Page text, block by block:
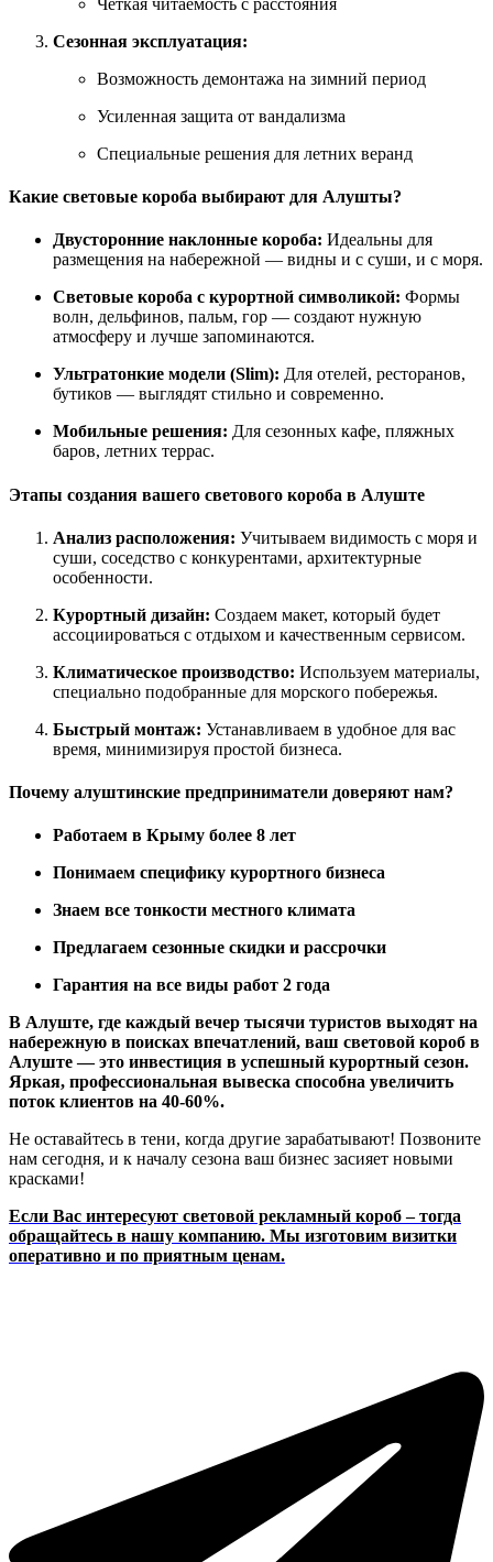
Сезонная эксплуатация:
Возможность демонтажа на зимний период
Усиленная защита от вандализма
Специальные решения для летних веранд
Какие световые короба выбирают для Алушты?
Двусторонние наклонные короба: Идеальны для
размещения на набережной — видны и с суши, и с моря.
Световые короба с курортной символикой: Формы
волн, дельфинов, пальм, гор — создают нужную
атмосферу и лучше запоминаются.
Ультратонкие модели (Slim): Для отелей, ресторанов,
бутиков — выглядят стильно и современно.
Мобильные решения: Для сезонных кафе, пляжных
баров, летних террас.
Этапы создания вашего светового короба в Алуште
Анализ расположения: Учитываем видимость с моря и
суши, соседство с конкурентами, архитектурные
особенности.
Курортный дизайн: Создаем макет, который будет
ассоциироваться с отдыхом и качественным сервисом.
Климатическое производство: Используем материалы,
специально подобранные для морского побережья.
Быстрый монтаж: Устанавливаем в удобное для вас
время, минимизируя простой бизнеса.
Почему алуштинские предприниматели доверяют нам?
Работаем в Крыму более 8 лет
Понимаем специфику курортного бизнеса
Знаем все тонкости местного климата
Предлагаем сезонные скидки и рассрочки
Гарантия на все виды работ 2 года
В Алуште, где каждый вечер тысячи туристов выходят на
набережную в поисках впечатлений, ваш световой короб в
Алуште — это инвестиция в успешный курортный сезон.
Яркая, профессиональная вывеска способна увеличить
поток клиентов на 40-60%.
Не оставайтесь в тени, когда другие зарабатывают! Позвоните
нам сегодня, и к началу сезона ваш бизнес засияет новыми
красками!
Если Вас интересуют световой рекламный короб – тогда
обращайтесь в нашу компанию. Мы изготовим визитки
оперативно и по приятным ценам.